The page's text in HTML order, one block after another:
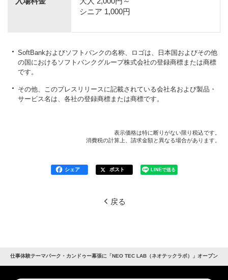
シニア 1,000円
SoftBankおよびソフトバンクの名称、ロゴは、日本国およびその他
の国におけるソフトバンクグループ株式会社の登録商標または商標
です。
その他、このプレスリリースに記載されている会社名および製品・
サービス名は、各社の登録商標または商標です。
表示価格は特に断りがない限り税込です。
消費税の計算上、請求金額と異なる場合があります。
シェア ポスト LINEで送る
戻る
仕事体験テーマパーク・カンドゥー幕張に「NEO TEC LAB（ネオテックラボ）」オープン